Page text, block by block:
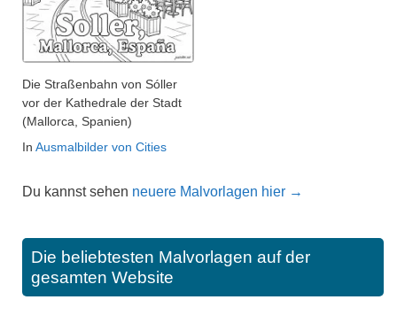
Die Straßenbahn von Sóller
vor der Kathedrale der Stadt
(Mallorca, Spanien)
In Ausmalbilder von Cities
Du kannst sehen neuere Malvorlagen hier →
Die beliebtesten Malvorlagen auf der
gesamten Website